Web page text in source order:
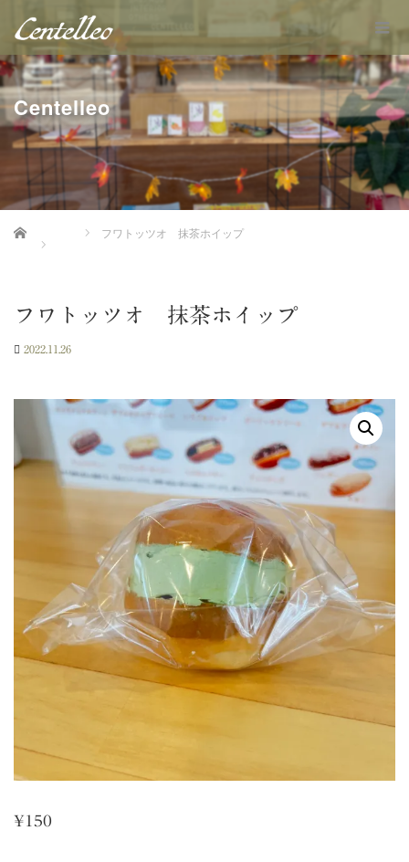
Centelleo
Home フワトッツオ 抹茶ホイップ
フワトッツオ 抹茶ホイップ
2022.11.26
¥150